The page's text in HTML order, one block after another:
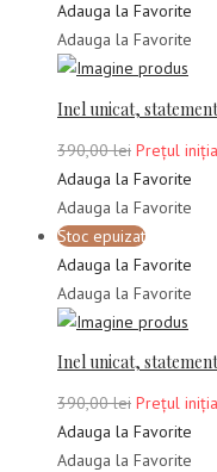
Adauga la Favorite
Adauga la Favorite
Inel unicat,
390,00lei Prețul
Adauga la Favorite
Adauga la Favorite
Stoc epuizat
Adauga la Favorite
Adauga la Favorite
Inel unicat,
390,00lei Prețul
Adauga la Favorite
Adauga la Favorite